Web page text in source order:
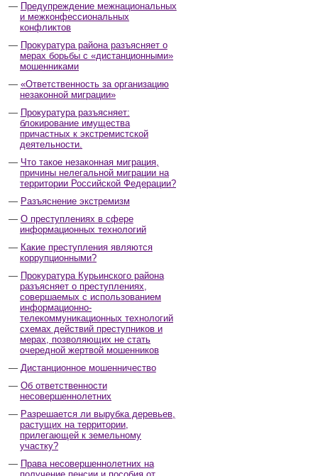
Предупреждение межнациональных
и межконфессиональных
конфликтов
Прокуратура района разъясняет о
мерах борьбы с «дистанционными»
мошенниками
«Ответственность за организацию
незаконной миграции»
Прокуратура разъясняет:
блокирование имущества
причастных к экстремистской
деятельности.
Что такое незаконная миграция,
причины нелегальной миграции на
территории Российской Федерации?
Разъяснение экстремизм
О преступлениях в сфере
информационных технологий
Какие преступления являются
коррупционными?
Прокуратура Курьинского района
разъясняет о преступлениях,
совершаемых с использованием
информационно-
телекоммуникационных технологий
схемах действий преступников и
мерах, позволяющих не стать
очередной жертвой мошенников
Дистанционное мошенничество
Об ответственности
несовершеннолетних
Разрешается ли вырубка деревьев,
растущих на территории,
прилегающей к земельному
участку?
Права несовершеннолетних на